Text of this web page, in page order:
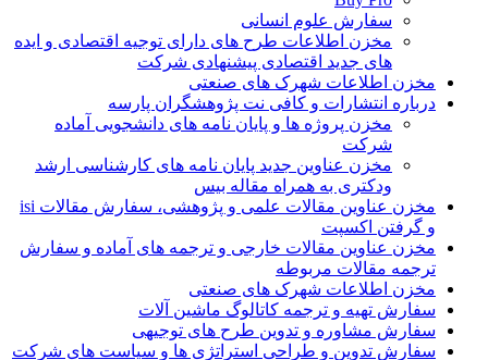
سفارش علوم انسانی
مخزن اطلاعات طرح های دارای توجیه اقتصادی و ایده
های جدید اقتصادی پیشنهادی شرکت
مخزن اطلاعات شهرک های صنعتی
درباره انتشارات و کافی نت پژوهشگران پارسه
مخزن پروژه ها و پایان نامه های دانشجویی آماده
شرکت
مخزن عناوین جدید پایان نامه های کارشناسی ارشد
ودکتری به همراه مقاله بیس
مخزن عناوین مقالات علمی و پژوهشی، سفارش مقالات isi
و گرفتن اکسپت
مخزن عناوین مقالات خارجی و ترجمه های آماده و سفارش
ترجمه مقالات مربوطه
مخزن اطلاعات شهرک های صنعتی
سفارش تهیه و ترجمه کاتالوگ ماشین آلات
سفارش مشاوره و تدوین طرح های توجیهی
سفارش تدوین و طراحی استراتژی ها و سیاست های شرکت